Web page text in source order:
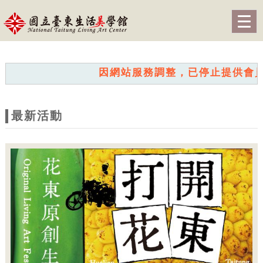
網
站
主
題
因網站服務調整，已停止提供會員服
最新活動